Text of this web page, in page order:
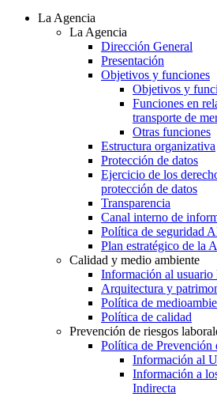
La Agencia
La Agencia
Dirección General
Presentación
Objetivos y funciones
Objetivos y
Funciones en
transporte de
Otras funciones
Estructura organizativa
Protección de datos
Ejercicio de los
protección de datos
Transparencia
Canal interno de
Política de seguridad
Plan estratégico de la
Calidad y medio ambiente
Información al
Arquitectura y
Política de
Política de calidad
Prevención de riesgos
Política de Prevención
Información al
Información a
Indirecta